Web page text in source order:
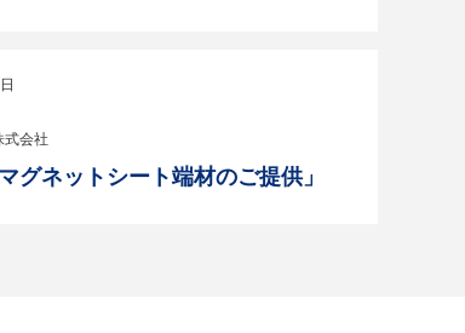
会社
グネットシート端材のご提供」